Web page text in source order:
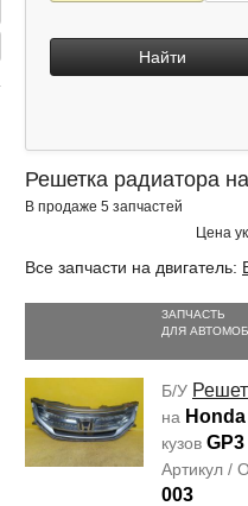
Найти
Решетка радиатора
В продаже 5 запчастей
Цена
Все запчасти на двигатель:
ЗАПЧАСТЬ
ДЛЯ
Б/У
на
кузов GP3
Артикул /
003